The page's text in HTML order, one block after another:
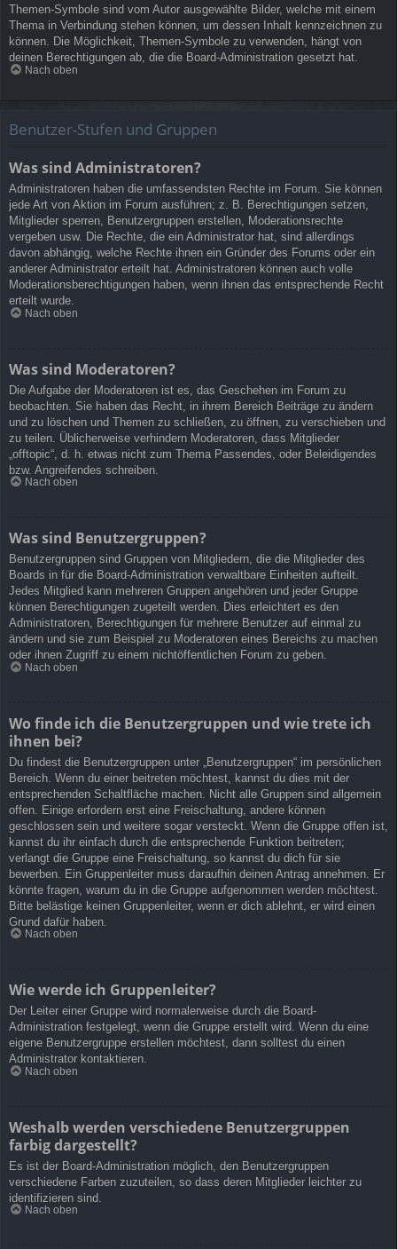
Themen-Symbole sind vom Autor ausgewählte Bilder, welche mit einem
Thema in Verbindung stehen können, um dessen Inhalt kennzeichnen zu
können. Die Möglichkeit, Themen-Symbole zu verwenden, hängt von
deinen Berechtigungen ab, die die Board-Administration gesetzt hat.
Nach oben
Benutzer-Stufen und Gruppen
Was sind Administratoren?
Administratoren haben die umfassendsten Rechte im Forum. Sie können
jede Art von Aktion im Forum ausführen; z. B. Berechtigungen setzen,
Mitglieder sperren, Benutzergruppen erstellen, Moderationsrechte
vergeben usw. Die Rechte, die ein Administrator hat, sind allerdings
davon abhängig, welche Rechte ihnen ein Gründer des Forums oder ein
anderer Administrator erteilt hat. Administratoren können auch volle
Moderationsberechtigungen haben, wenn ihnen das entsprechende Recht
erteilt wurde.
Nach oben
Was sind Moderatoren?
Die Aufgabe der Moderatoren ist es, das Geschehen im Forum zu
beobachten. Sie haben das Recht, in ihrem Bereich Beiträge zu ändern
und zu löschen und Themen zu schließen, zu öffnen, zu verschieben und
zu teilen. Üblicherweise verhindern Moderatoren, dass Mitglieder
„offtopic“, d. h. etwas nicht zum Thema Passendes, oder Beleidigendes
bzw. Angreifendes schreiben.
Nach oben
Was sind Benutzergruppen?
Benutzergruppen sind Gruppen von Mitgliedern, die die Mitglieder des
Boards in für die Board-Administration verwaltbare Einheiten aufteilt.
Jedes Mitglied kann mehreren Gruppen angehören und jeder Gruppe
können Berechtigungen zugeteilt werden. Dies erleichtert es den
Administratoren, Berechtigungen für mehrere Benutzer auf einmal zu
ändern und sie zum Beispiel zu Moderatoren eines Bereichs zu machen
oder ihnen Zugriff zu einem nichtöffentlichen Forum zu geben.
Nach oben
Wo finde ich die Benutzergruppen und wie trete ich
ihnen bei?
Du findest die Benutzergruppen unter „Benutzergruppen“ im persönlichen
Bereich. Wenn du einer beitreten möchtest, kannst du dies mit der
entsprechenden Schaltfläche machen. Nicht alle Gruppen sind allgemein
offen. Einige erfordern erst eine Freischaltung, andere können
geschlossen sein und weitere sogar versteckt. Wenn die Gruppe offen ist,
kannst du ihr einfach durch die entsprechende Funktion beitreten;
verlangt die Gruppe eine Freischaltung, so kannst du dich für sie
bewerben. Ein Gruppenleiter muss daraufhin deinen Antrag annehmen. Er
könnte fragen, warum du in die Gruppe aufgenommen werden möchtest.
Bitte belästige keinen Gruppenleiter, wenn er dich ablehnt, er wird einen
Grund dafür haben.
Nach oben
Wie werde ich Gruppenleiter?
Der Leiter einer Gruppe wird normalerweise durch die Board-
Administration festgelegt, wenn die Gruppe erstellt wird. Wenn du eine
eigene Benutzergruppe erstellen möchtest, dann solltest du einen
Administrator kontaktieren.
Nach oben
Weshalb werden verschiedene Benutzergruppen
farbig dargestellt?
Es ist der Board-Administration möglich, den Benutzergruppen
verschiedene Farben zuzuteilen, so dass deren Mitglieder leichter zu
identifizieren sind.
Nach oben